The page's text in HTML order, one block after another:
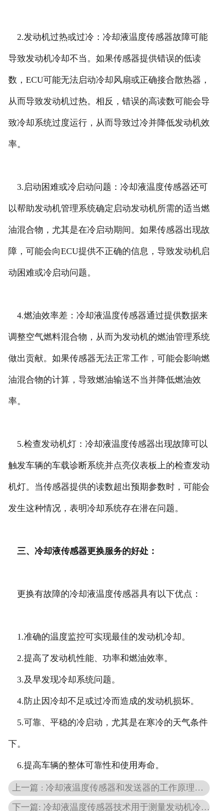
2.发动机过热或过冷：冷却液温度传感器故障可能
导致发动机冷却不当。如果传感器提供错误的低读
数，ECU可能无法启动冷却风扇或正确接合散热器，
从而导致发动机过热。相反，错误的高读数可能会导
致冷却系统过度运行，从而导致过冷并降低发动机效
率。
3.启动困难或冷启动问题：冷却液温度传感器还可
以帮助发动机管理系统确定启动发动机所需的适当燃
油混合物，尤其是在冷启动期间。如果传感器出现故
障，可能会向ECU提供不正确的信息，导致发动机启
动困难或冷启动问题。
4.燃油效率差：冷却液温度传感器通过提供数据来
调整空气燃料混合物，从而为发动机的燃油管理系统
做出贡献。如果传感器无法正常工作，可能会影响燃
油混合物的计算，导致燃油输送不当并降低燃油效
率。
5.检查发动机灯：冷却液温度传感器出现故障可以
触发车辆的车载诊断系统并点亮仪表板上的检查发动
机灯。当传感器提供的读数超出预期参数时，可能会
发生这种情况，表明冷却系统存在潜在问题。
三、冷却液传感器更换服务的好处：
更换有故障的冷却液温度传感器具有以下优点：
1.准确的温度监控可实现最佳的发动机冷却。
2.提高了发动机性能、功率和燃油效率。
3.及早发现冷却系统问题。
4.防止因冷却不足或过冷而造成的发动机损坏。
5.可靠、平稳的冷启动，尤其是在寒冷的天气条件
下。
6.提高车辆的整体可靠性和使用寿命。
上一篇 : 冷却液温度传感器和发送器的工作原理性能有什么差异？
下一篇: 冷却液温度传感器技术用于测量发动机冷却液的温度